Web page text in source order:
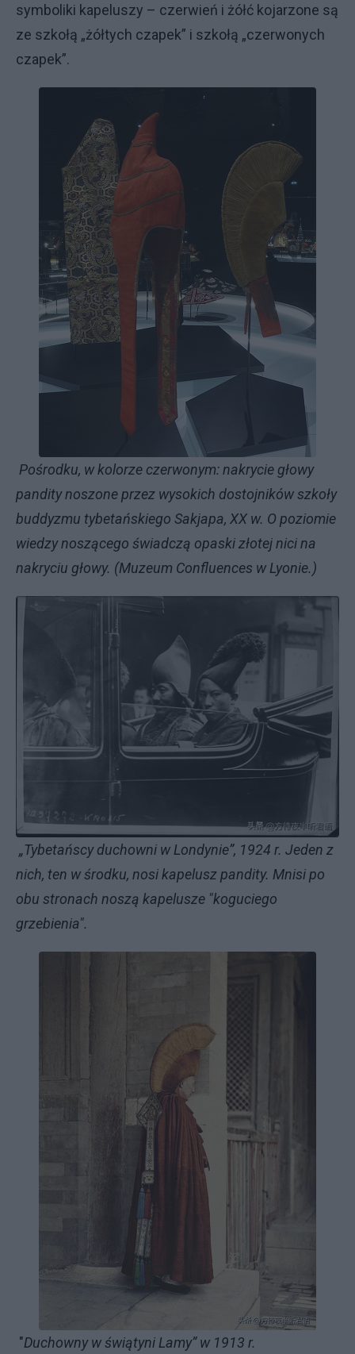
symboliki kapeluszy – czerwień i żółć kojarzone są
ze szkołą „żółtych czapek” i szkołą „czerwonych
czapek”.
Pośrodku, w kolorze czerwonym: nakrycie głowy
pandity noszone przez wysokich dostojników szkoły
buddyzmu tybetańskiego Sakjapa, XX w. O poziomie
wiedzy noszącego świadczą opaski złotej nici na
nakryciu głowy. (Muzeum Confluences w Lyonie.)
„Tybetańscy duchowni w Londynie”, 1924 r. Jeden z
nich, ten w środku, nosi kapelusz pandity. Mnisi po
obu stronach noszą kapelusze "koguciego
grzebienia".
"Duchowny w świątyni Lamy” w 1913 r.